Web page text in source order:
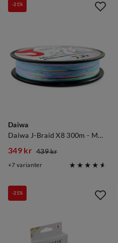
Daiwa
Daiwa J-Braid X8 300m - Multi-Colour
-21%
discounted
349 kr
original
439 kr
7 varianter
-21%